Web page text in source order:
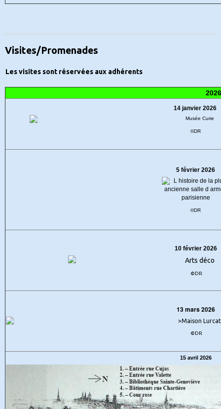
Visites/Promenades
Les visites sont réservées aux adhérents
2026
14 janvier 2026
©DR
5 février 2026
©DR
10 février 2026
©DR
13 mars 2026
©DR
15 avril 2026